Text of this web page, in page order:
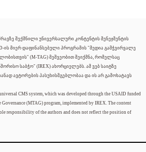
შექმნილი უნივერსალური კონტენტის მენეჯმენტის
ის მიერ დაფინანსებული პროგრამის "მედია გამჭვირვალე
(M-TAG) მეშვეობით შეიქმნა, რომელსაც
საბჭო" (IREX) ახორციელებს. ამ ვებ საიტზე
ავტორების პასუხისმგებლობაა და ის არ გამოხატავს
CMS system, which was developed through the USAID funded
(MTAG) program, implemented by IREX. The content
responsibility of the authors and does not reflect the position of